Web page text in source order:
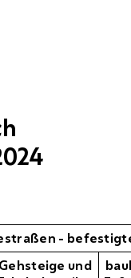
-
Gehsteige und